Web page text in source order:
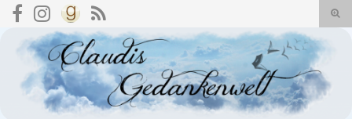
Search for: